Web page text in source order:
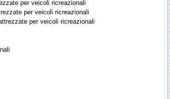
per veicoli ricreazionali
per veicoli ricreazionali
per veicoli ricreazionali